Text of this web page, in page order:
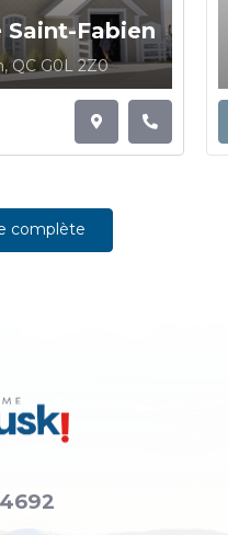
Saint-Fabien
QC G0L 2Z0
complète